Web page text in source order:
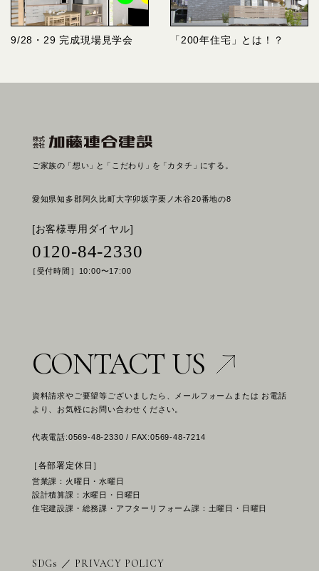
9/28・29 完成現場見学会 「200年住宅」とは！？
ご家族の「想い」と 「こだわり」を「カタチ」にする。
愛知県知多郡阿久比町大字卯坂字栗ノ木谷20番地の8
[お客様専用ダイヤル]
0120-84-2330
［受付時間］10:00〜17:00
CONTACT US
資料請求やご要望等ございましたら、メールフォームまたは お電話
より、お気軽にお問い合わせください。
代表電話:0569-48-2330 / FAX:0569-48-7214
［各部署定休日］
営業課：火曜日・水曜日
設計積算課：水曜日・日曜日
住宅建設課・総務課・アフターリフォーム課：土曜日・日曜日
SDGs ／ PRIVACY POLICY